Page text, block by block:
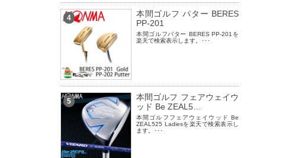
4
本間ゴルフ パター BERES
PP-201
本間ゴルフパター BERES PP-201を
楽天で検索表示します。･･･
5
本間ゴルフ フェアウェイウ
ッド Be ZEAL5…
本間ゴルフフェアウェイウッド Be
ZEAL525 Ladiesを楽天で検索表示し
ます。･･･